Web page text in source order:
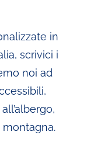
in
scrivici i
noi ad